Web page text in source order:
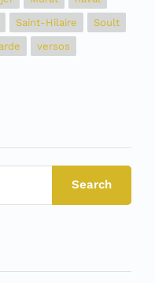
Saint-Hilaire
Soult
versos
Search